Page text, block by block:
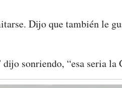
Dijo que también le
sonriendo, “esa seria la